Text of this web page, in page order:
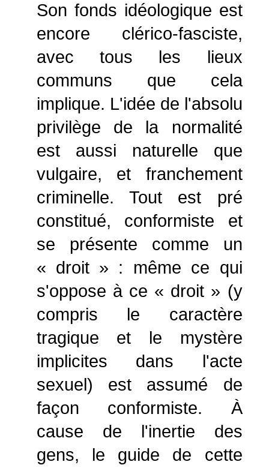
Son fonds idéologique est
encore clérico-fasciste,
avec tous les lieux
communs que cela
implique. L'idée de l'absolu
privilège de la normalité
est aussi naturelle que
vulgaire, et franchement
criminelle. Tout est pré
constitué, conformiste et
se présente comme un
« droit » : même ce qui
s'oppose à ce « droit » (y
compris le caractère
tragique et le mystère
implicites dans l'acte
sexuel) est assumé de
façon conformiste. À
cause de l'inertie des
gens, le guide de cette